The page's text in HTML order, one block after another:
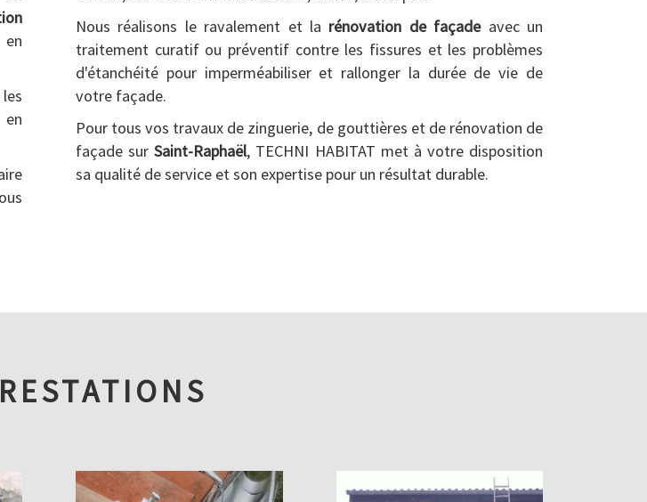
Nous réalisons le ravalement et la rénovation de façadeavec un
traitement curatif ou préventif contre les fissures et les problèmes
d'étanchéité pour imperméabiliser et rallonger la durée de vie de
votre façade.
Pour tous vos travaux de zinguerie, de gouttières et de rénovation de
façade surSaint-Raphaël, TECHNI HABITAT met à votre disposition
sa qualité de service et son expertise pour un résultat durable.